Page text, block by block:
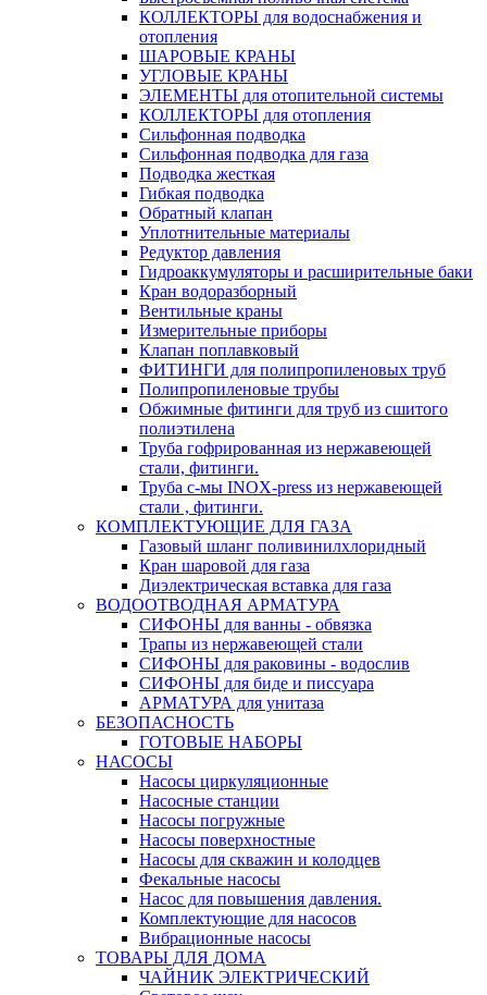
КОЛЛЕКТОРЫ для водоснабжения и
отопления
ШАРОВЫЕ КРАНЫ
УГЛОВЫЕ КРАНЫ
ЭЛЕМЕНТЫ для отопительной системы
КОЛЛЕКТОРЫ для отопления
Сильфонная подводка
Cильфонная подводка для газа
Подводка жесткая
Гибкая подводка
Обратный клапан
Уплотнительные материалы
Редуктор давления
Гидроаккумуляторы и расширительные баки
Кран водоразборный
Вентильные краны
Измерительные приборы
Клапан поплавковый
ФИТИНГИ для полипропиленовых труб
Полипропиленовые трубы
Обжимные фитинги для труб из сшитого
полиэтилена
Труба гофрированная из нержавеющей
стали, фитинги.
Труба с-мы INOX-press из нержавеющей
стали , фитинги.
КОМПЛЕКТУЮЩИЕ ДЛЯ ГАЗА
Газовый шланг поливинилхлоридный
Кран шаровой для газа
Диэлектрическая вставка для газа
ВОДООТВОДНАЯ АРМАТУРА
СИФОНЫ для ванны - обвязка
Трапы из нержавеющей стали
СИФОНЫ для раковины - водослив
СИФОНЫ для биде и писсуара
АРМАТУРА для унитаза
БЕЗОПАСНОСТЬ
ГОТОВЫЕ НАБОРЫ
НАСОСЫ
Насосы циркуляционные
Насосные станции
Насосы погружные
Насосы поверхностные
Насосы для скважин и колодцев
Фекальные насосы
Насос для повышения давления.
Комплектующие для насосов
Вибрационные насосы
ТОВАРЫ ДЛЯ ДОМА
ЧАЙНИК ЭЛЕКТРИЧЕСКИЙ